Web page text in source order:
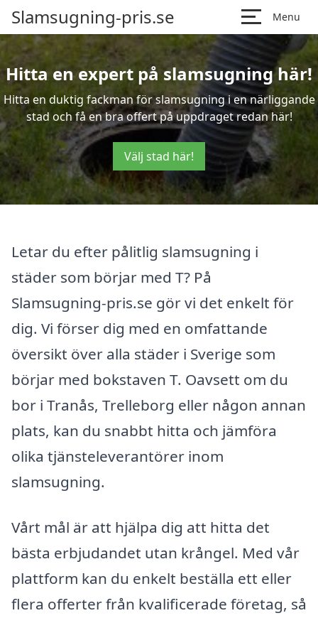
Slamsugning-pris.se Menu
Hitta en expert på slamsugning här!
Hitta en duktig fackman för slamsugning i en närliggande
stad och få en bra offert på uppdraget redan här!
Välj stad här!
Letar du efter pålitlig slamsugning i
städer som börjar med T? På
Slamsugning-pris.se gör vi det enkelt för
dig. Vi förser dig med en omfattande
översikt över alla städer i Sverige som
börjar med bokstaven T. Oavsett om du
bor i Tranås, Trelleborg eller någon annan
plats, kan du snabbt hitta och jämföra
olika tjänsteleverantörer inom
slamsugning.
Vårt mål är att hjälpa dig att hitta det
bästa erbjudandet utan krångel. Med vår
plattform kan du enkelt beställa ett eller
flera offerter från kvalificerade företag, så